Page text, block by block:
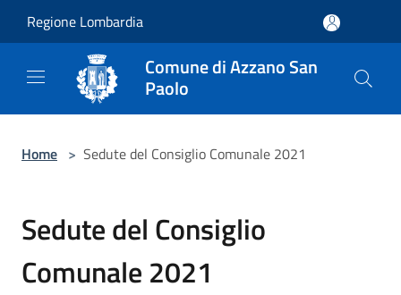
Regione Lombardia
Comune di Azzano San
Paolo
Home > Sedute del Consiglio Comunale 2021
Sedute del Consiglio
Comunale 2021